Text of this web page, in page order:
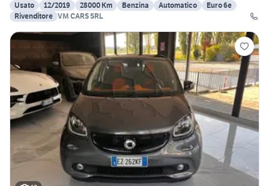
Usato
12/2019 28000 Km Benzina Automatico
Euro 6e
Rivenditore VM CARS SRL